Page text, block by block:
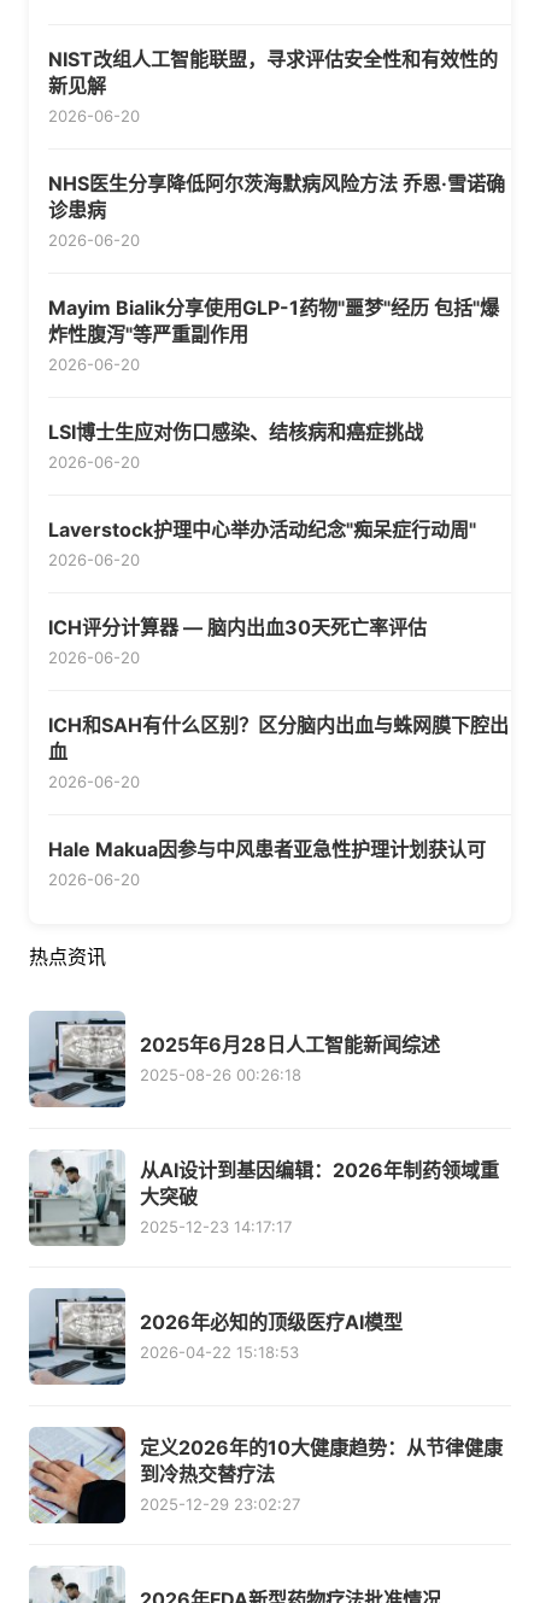
NIST改组人工智能联盟，寻求评估安全性和有效性的
新见解
2026-06-20
NHS医生分享降低阿尔茨海默病风险方法 乔恩·雪诺确
诊患病
2026-06-20
Mayim Bialik分享使用GLP-1药物"噩梦"经历 包括"爆
炸性腹泻"等严重副作用
2026-06-20
LSI博士生应对伤口感染、结核病和癌症挑战
2026-06-20
Laverstock护理中心举办活动纪念"痴呆症行动周"
2026-06-20
ICH评分计算器 — 脑内出血30天死亡率评估
2026-06-20
ICH和SAH有什么区别？区分脑内出血与蛛网膜下腔出
血
2026-06-20
Hale Makua因参与中风患者亚急性护理计划获认可
2026-06-20
热点资讯
2025年6月28日人工智能新闻综述
2025-08-26 00:26:18
从AI设计到基因编辑：2026年制药领域重
大突破
2025-12-23 14:17:17
2026年必知的顶级医疗AI模型
2026-04-22 15:18:53
定义2026年的10大健康趋势：从节律健康
到冷热交替疗法
2025-12-29 23:02:27